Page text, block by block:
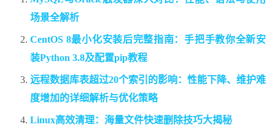
场景全解析
CentOS 8最小化安装后完整指南：手把手教你全新安
装Python 3.8及配置pip教程
远程数据库表超过20个索引的影响：性能下降、维护难
度增加的详细解析与优化策略
Linux高效清理：海量文件快速删除技巧大揭秘